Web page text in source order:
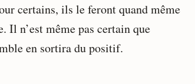
certains, ils le feront quand même
Il n’est même pas certain que
en sortira du positif.